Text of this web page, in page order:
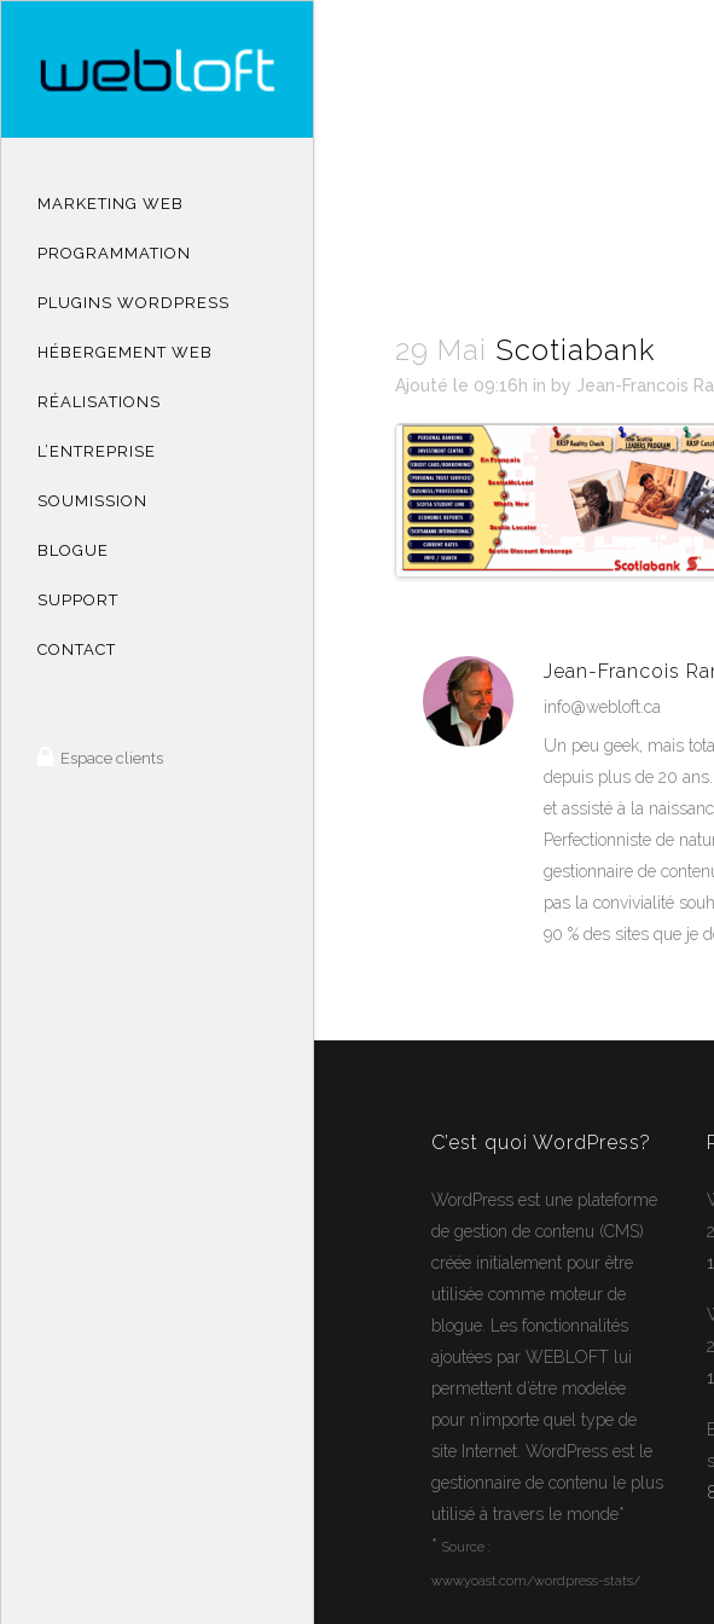
MARKETING WEB
PROGRAMMATION
PLUGINS WORDPRESS
HÉBERGEMENT WEB
RÉALISATIONS
L’ENTREPRISE
SOUMISSION
BLOGUE
SUPPORT
CONTACT
Espace clients
29 Mai Scotiabank
Ajouté le 09:16h in by Jean-Francois
Jean-Francois
info@webloft.ca
Un peu geek, mais
depuis plus de 20 ans.
et assisté à la
Perfectionniste de
gestionnaire de
pas la convivialité
90 % des sites que je
C’est quoi WordPress?
WordPress est une plateforme
de gestion de contenu (CMS)
créée initialement pour être
utilisée comme moteur de
blogue. Les fonctionnalités
ajoutées par WEBLOFT lui
permettent d’être modelée
pour n’importe quel type de
site Internet. WordPress est le
gestionnaire de contenu le plus
utilisé à travers le monde*
* Source :
www.yoast.com/wordpress-stats/